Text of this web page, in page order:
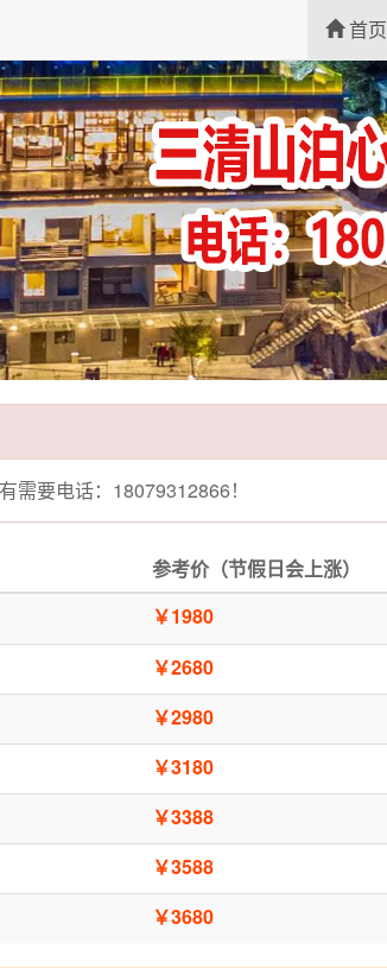
首页
需要电话：18079312866！
参考价（节假日会上涨）
￥1980
￥2680
￥2980
￥3180
￥3388
￥3588
￥3680